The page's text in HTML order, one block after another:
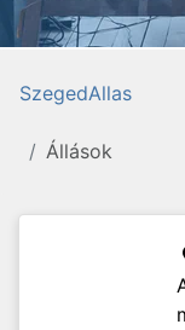
SzegedAllas
Állások